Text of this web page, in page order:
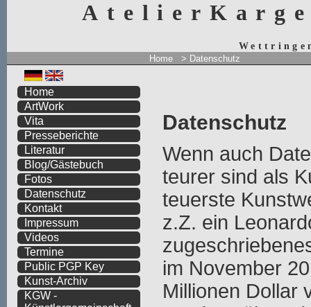
Home > Datenschutz
Datenschutz
Wenn auch
teurer sind als
teuerste
z.Z. ein
im November
Millionen Dollar
Home
ArtWork
Vita
Presseberichte
Literatur
Blog/Gästebuch
Fotos
Datenschutz
Kontakt
Impressum
Videos
Termine
Public PGP Key
Kunst-Archiv
KGW -